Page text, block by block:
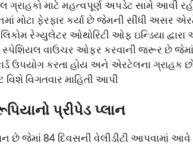
ગ્રાહકો માટે મહત્વપૂર્ણ અપડેટ સામે આવી
મોટા ફેરફાર કર્યા છે જેમની સીધી
રેગ્યુલેટર ઓથોરિટી ઓફ ઇન્ડિયા
સ્પેશિયલ વાઉચર ઓફર કરવાની જરૂર છે
ઉપયોગ કરતા હોય અને એરટેલના ગ્રાહક
વિગતવાર માહિતી આપી
પ્રીપેડ પ્લાન
છે જેમાં 84 દિવસની વેલીડીટી આપવામાં આવે